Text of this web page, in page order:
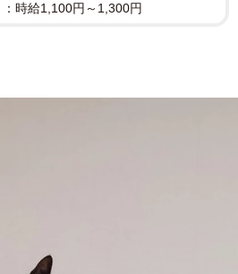
時給1,100円～1,300円